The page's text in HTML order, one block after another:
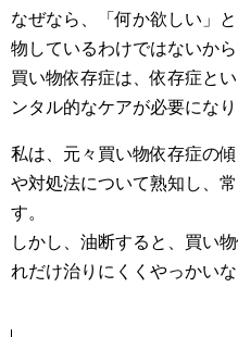
なぜなら、「何か欲しい」
物しているわけではないから
買い物依存症は、依存症と
ンタル的なケアが必要になり
私は、元々買い物依存症の
や対処法について熟知し、
す。
しかし、油断すると、買い
れだけ治りにくくやっかいな